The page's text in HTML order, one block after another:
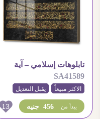
تابلوهات إسلامي – آية
الكرسي
SA41589
الاكثر مبيعاً يقبل التعديل
456 جنيه يبدأ من 13